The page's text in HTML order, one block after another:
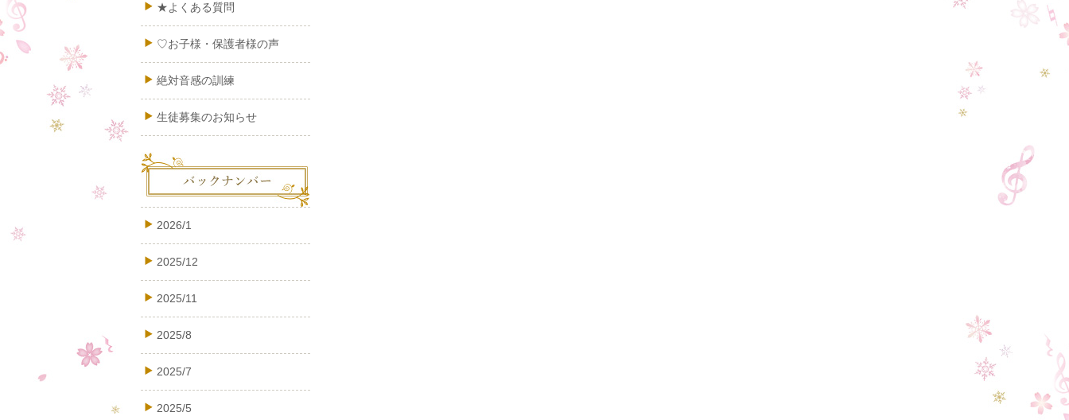
★よくある質問
♡お子様・保護者様の声
絶対音感の訓練
生徒募集のお知らせ
2026/1
2025/12
2025/11
2025/8
2025/7
2025/5